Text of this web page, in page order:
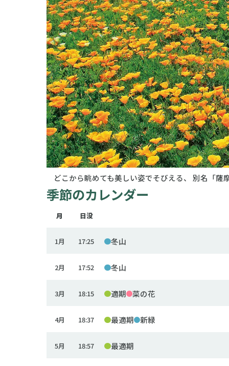
どこから眺めても美しい姿でそびえる、 別名「薩
季節のカレンダー
月 日没
1月 17:25 冬山
2月 17:52 冬山
3月 18:15 適期 菜の花
4月 18:37 最適期 新緑
5月 18:57 最適期